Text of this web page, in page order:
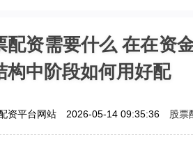
配资需要什么 在在资
构中阶段如何用好配
资平台网站 2026-05-14 09:35:36 股票